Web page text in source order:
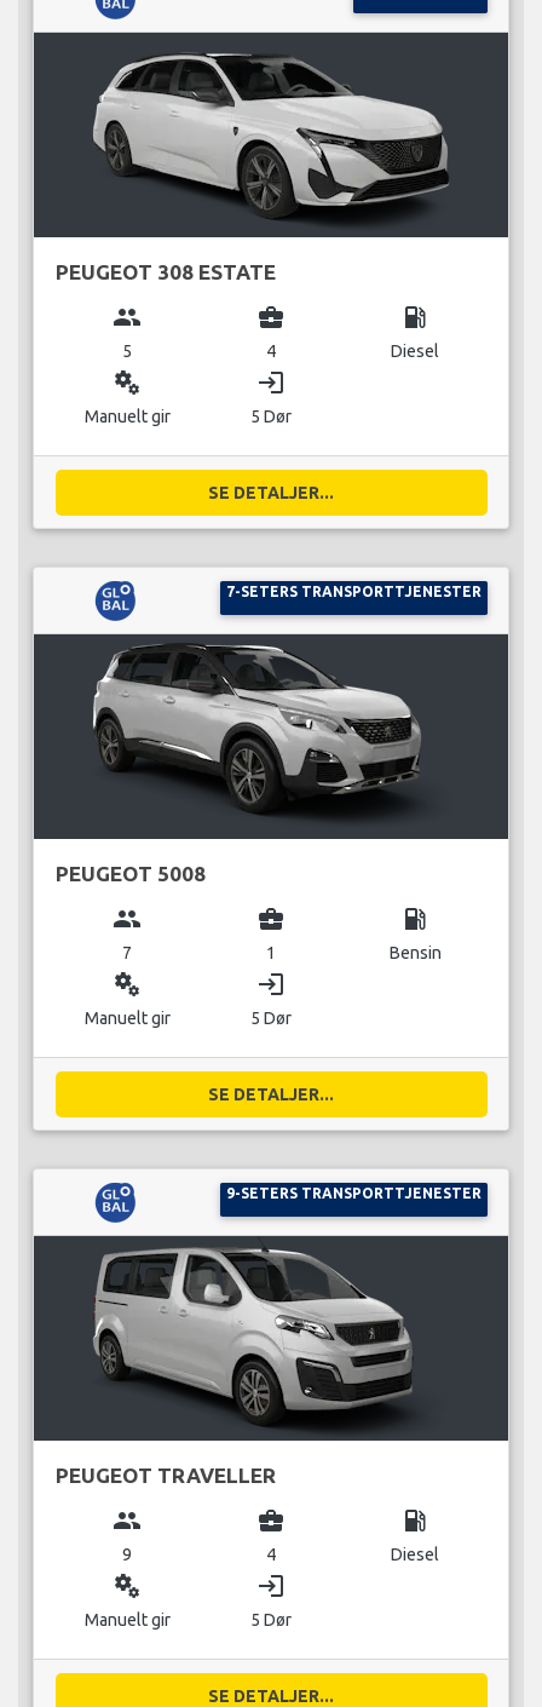
PEUGEOT 308 ESTATE
group
5
business_center
4
local_gas_station
Diesel
miscellaneous_services
Manuelt gir
login
5 Dør
SE DETALJER...
7-SETERS TRANSPORTTJENESTER
PEUGEOT 5008
group
7
business_center
1
local_gas_station
Bensin
miscellaneous_services
Manuelt gir
login
5 Dør
SE DETALJER...
9-SETERS TRANSPORTTJENESTER
PEUGEOT TRAVELLER
group
9
business_center
4
local_gas_station
Diesel
miscellaneous_services
Manuelt gir
login
5 Dør
SE DETALJER...